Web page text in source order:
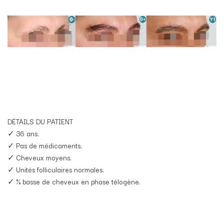
​DÉTAILS DU PATIENT
✓ 36 ans.
✓ Pas de médicaments.
✓ Cheveux moyens.
✓ Unités folliculaires normales.
✓ % basse de cheveux en phase télogène.